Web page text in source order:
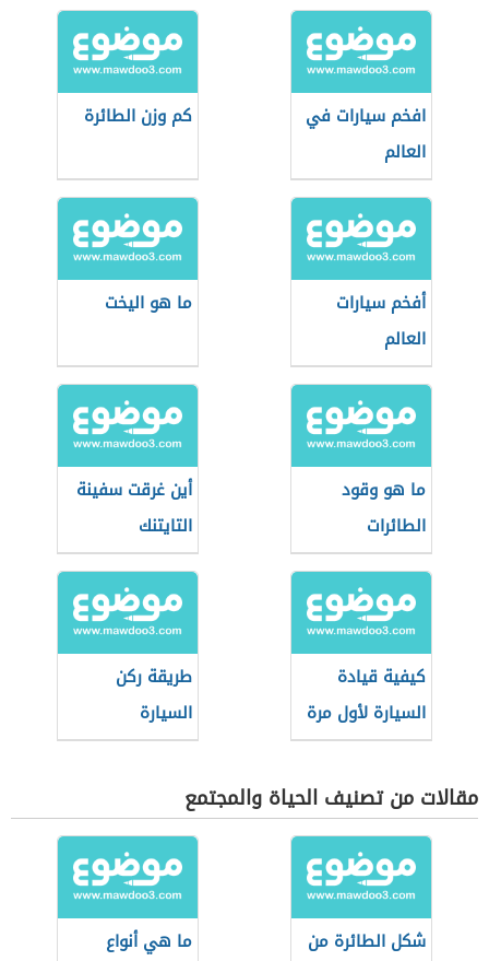
افخم سيارات في
العالم
كم وزن الطائرة
أفخم سيارات
العالم
ما هو اليخت
ما هو وقود
الطائرات
أين غرقت سفينة
التايتنك
كيفية قيادة
السيارة لأول مرة
طريقة ركن
السيارة
مقالات من تصنيف الحياة والمجتمع
شكل الطائرة من
ما هي أنواع